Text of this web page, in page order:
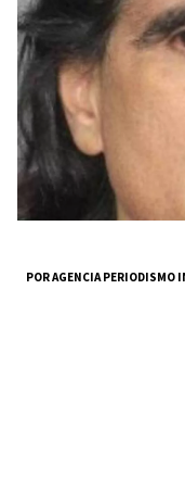
POR AGENCIA PERIODISMO